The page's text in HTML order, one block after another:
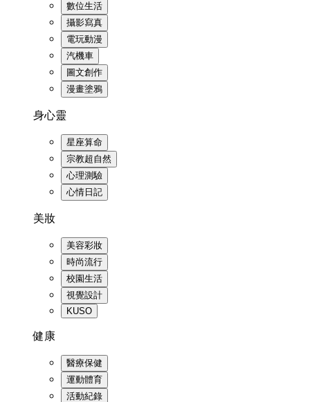
數位生活
攝影寫真
電玩動漫
汽機車
圖文創作
漫畫塗鴉
身心靈
星座算命
宗教超自然
心理測驗
心情日記
美妝
美容彩妝
時尚流行
校園生活
視覺設計
KUSO
健康
醫療保健
運動體育
活動紀錄